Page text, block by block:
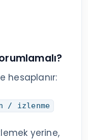
hesaplanır:
/ izlenme
yerine,